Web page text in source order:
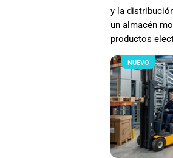
y la
un almacén
productos
NUEVO